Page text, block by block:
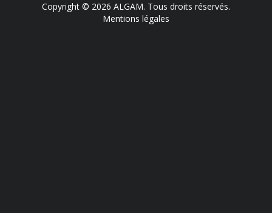
Copyright © 2026 ALGAM. Tous droits réservés.
Mentions légales